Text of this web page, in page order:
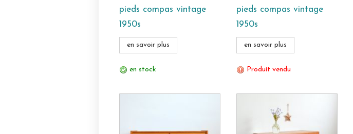
pieds compas vintage
1950s
en savoir plus
en stock
pieds compas vintage
1950s
en savoir plus
Produit vendu